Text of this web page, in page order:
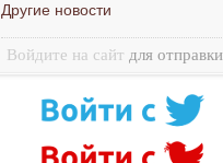
Другие новости
Войдите на сайт для